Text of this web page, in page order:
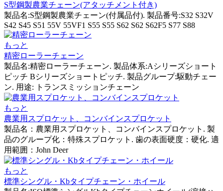
S型鋼製農業チェーン(アタッチメント付き)
製品名:S型鋼製農業チェーン(付属品付). 製品番号:S32 S32V
S42 S45 S51 55V 55VF1 S55 S55 S62 S62 S62F5 S77 S88
もっと
精密ローラーチェーン
製品名:精密ローラーチェーン. 製品体系:Aシリーズショート
ピッチ Bシリーズショートピッチ. 製品グループ:駆動チェー
ン. 用途: トランスミッションチェーン
もっと
農業用スプロケット、コンバインスプロケット
製品名：農業用スプロケット、コンバインスプロケット. 製
品のグループ化：特殊スプロケット. 歯の表面硬度：硬化. 適
用範囲：John Deer
もっと
標準シングル・Kbタイプチェーン・ホイール